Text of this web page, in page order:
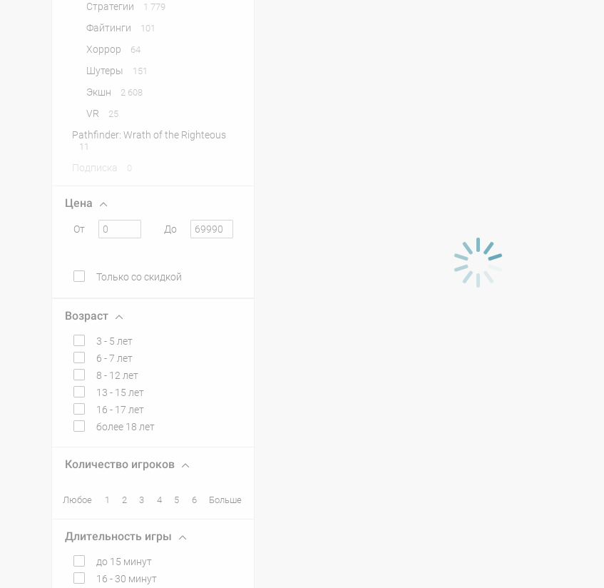
Стратегии 1 779
Файтинги 101
Хоррор 64
Шутеры 151
Экшн 2 608
VR 25
Pathfinder: Wrath of the Righteous
11
Подписка 0
Цена
От До
Только со скидкой
Возраст
3 - 5 лет
6 - 7 лет
8 - 12 лет
13 - 15 лет
16 - 17 лет
более 18 лет
Количество игроков
Любое 1 2 3 4 5 6 Больше
Длительность игры
до 15 минут
16 - 30 минут